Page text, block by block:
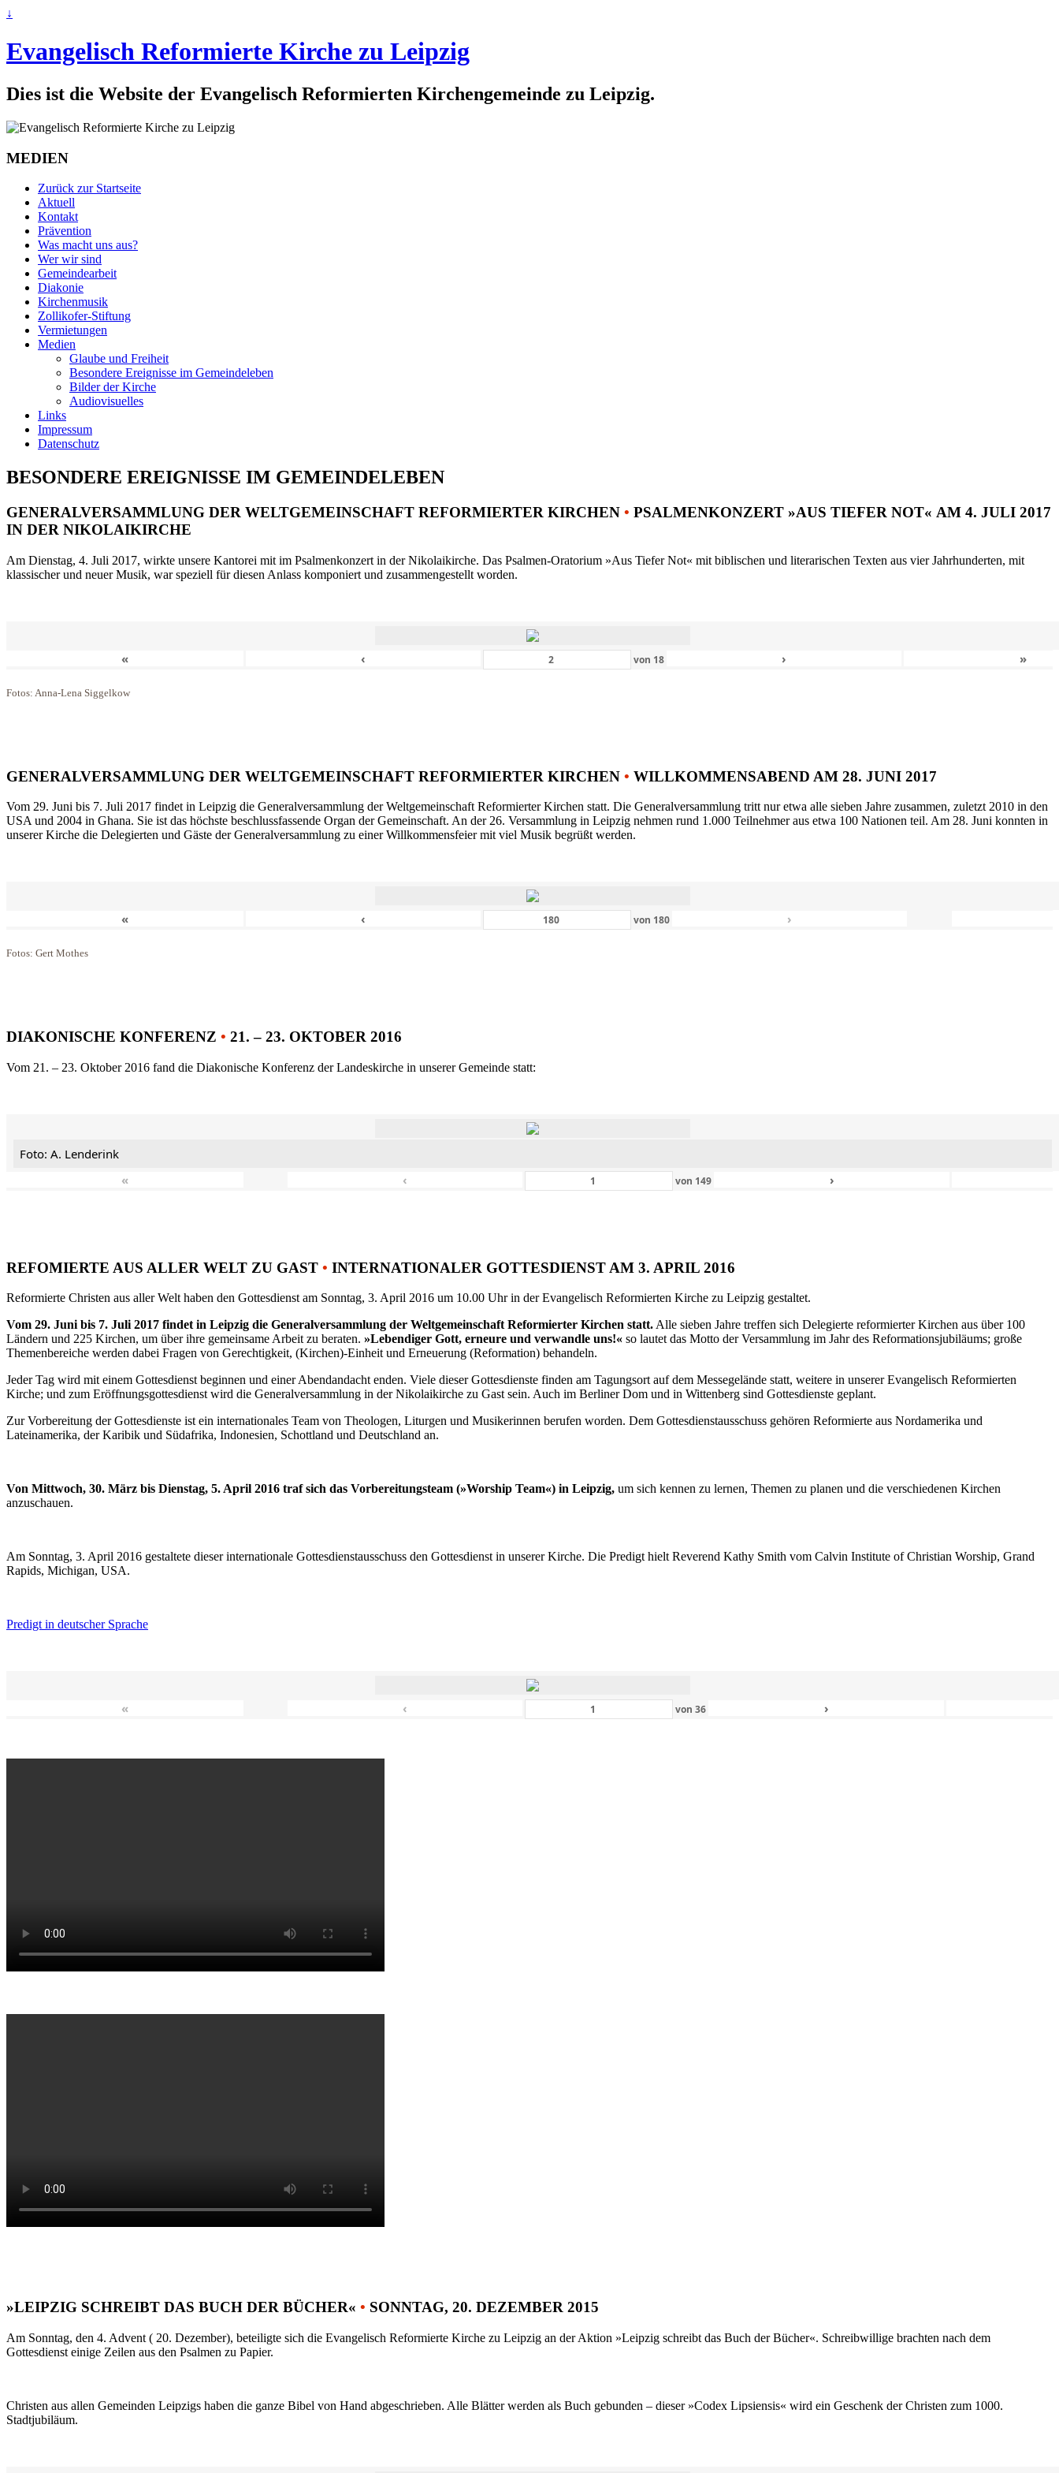
↓
Evangelisch Reformierte Kirche zu Leipzig
Dies ist die Website der Evangelisch Reformierten Kirchengemeinde zu Leipzig.
MEDIEN
Zurück zur Startseite
Aktuell
Kontakt
Prävention
Was macht uns aus?
Wer wir sind
Gemeindearbeit
Diakonie
Kirchenmusik
Zollikofer-Stiftung
Vermietungen
Medien
Glaube und Freiheit
Besondere Ereignisse im Gemeindeleben
Bilder der Kirche
Audiovisuelles
Links
Impressum
Datenschutz
BESONDERE EREIGNISSE IM GEMEINDELEBEN
GENERALVERSAMMLUNG DER WELTGEMEINSCHAFT REFORMIERTER KIRCHEN • PSALMENKONZERT »AUS TIEFER NOT« AM 4. JULI 2017
IN DER NIKOLAIKIRCHE
Am Dienstag, 4. Juli 2017, wirkte unsere Kantorei mit im Psalmenkonzert in der Nikolaikirche. Das Psalmen-Oratorium »Aus Tiefer Not« mit biblischen und literarischen Texten aus vier Jahrhunderten, mit
klassischer und neuer Musik, war speziell für diesen Anlass komponiert und zusammengestellt worden.
« ‹ von 18 › »
Fotos: Anna-Lena Siggelkow
GENERALVERSAMMLUNG DER WELTGEMEINSCHAFT REFORMIERTER KIRCHEN • WILLKOMMENSABEND AM 28. JUNI 2017
Vom 29. Juni bis 7. Juli 2017 findet in Leipzig die Generalversammlung der Weltgemeinschaft Reformierter Kirchen statt. Die Generalversammlung tritt nur etwa alle sieben Jahre zusammen, zuletzt 2010 in den
USA und 2004 in Ghana. Sie ist das höchste beschlussfassende Organ der Gemeinschaft. An der 26. Versammlung in Leipzig nehmen rund 1.000 Teilnehmer aus etwa 100 Nationen teil. Am 28. Juni konnten in
unserer Kirche die Delegierten und Gäste der Generalversammlung zu einer Willkommensfeier mit viel Musik begrüßt werden.
« ‹ von 180 ›
Fotos: Gert Mothes
DIAKONISCHE KONFERENZ • 21. – 23. OKTOBER 2016
Vom 21. – 23. Oktober 2016 fand die Diakonische Konferenz der Landeskirche in unserer Gemeinde statt:
Foto: A. Lenderink
«
‹ von 149 ›
REFOMIERTE AUS ALLER WELT ZU GAST • INTERNATIONALER GOTTESDIENST AM 3. APRIL 2016
Reformierte Christen aus aller Welt haben den Gottesdienst am Sonntag, 3. April 2016 um 10.00 Uhr in der Evangelisch Reformierten Kirche zu Leipzig gestaltet.
Vom 29. Juni bis 7. Juli 2017 findet in Leipzig die Generalversammlung der Weltgemeinschaft Reformierter Kirchen statt.Alle sieben Jahre treffen sich Delegierte reformierter Kirchen aus über 100
Ländern und 225 Kirchen, um über ihre gemeinsame Arbeit zu beraten. »Lebendiger Gott, erneure und verwandle uns!« so lautet das Motto der Versammlung im Jahr des Reformationsjubiläums; große
Themenbereiche werden dabei Fragen von Gerechtigkeit, (Kirchen)-Einheit und Erneuerung (Reformation) behandeln.
Jeder Tag wird mit einem Gottesdienst beginnen und einer Abendandacht enden. Viele dieser Gottesdienste finden am Tagungsort auf dem Messegelände statt, weitere in unserer Evangelisch Reformierten
Kirche; und zum Eröffnungsgottesdienst wird die Generalversammlung in der Nikolaikirche zu Gast sein. Auch im Berliner Dom und in Wittenberg sind Gottesdienste geplant.
Zur Vorbereitung der Gottesdienste ist ein internationales Team von Theologen, Liturgen und Musikerinnen berufen worden. Dem Gottesdienstausschuss gehören Reformierte aus Nordamerika und
Lateinamerika, der Karibik und Südafrika, Indonesien, Schottland und Deutschland an.
Von Mittwoch, 30. März bis Dienstag, 5. April 2016 traf sich das Vorbereitungsteam (»Worship Team«) in Leipzig, um sich kennen zu lernen, Themen zu planen und die verschiedenen Kirchen
anzuschauen.
Am Sonntag, 3. April 2016 gestaltete dieser internationale Gottesdienstausschuss den Gottesdienst in unserer Kirche. Die Predigt hielt Reverend Kathy Smith vom Calvin Institute of Christian Worship, Grand
Rapids, Michigan, USA.
Predigt in deutscher Sprache
« ‹ von36 ›
»LEIPZIG SCHREIBT DAS BUCH DER BÜCHER« • SONNTAG, 20. DEZEMBER 2015
Am Sonntag, den 4. Advent ( 20. Dezember), beteiligte sich die Evangelisch Reformierte Kirche zu Leipzig an der Aktion »Leipzig schreibt das Buch der Bücher«. Schreibwillige brachten nach dem
Gottesdienst einige Zeilen aus den Psalmen zu Papier.
Christen aus allen Gemeinden Leipzigs haben die ganze Bibel von Hand abgeschrieben. Alle Blätter werden als Buch gebunden – dieser »Codex Lipsiensis« wird ein Geschenk der Christen zum 1000.
Stadtjubiläum.